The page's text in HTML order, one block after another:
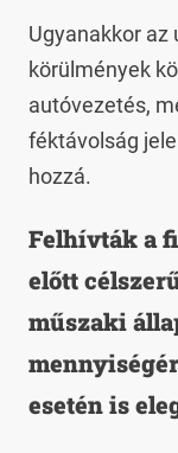
Ugyanakkor az
körülmények
autóvezetés,
féktávolság
hozzá.
Felhívták a
előtt
műszaki
esetén is